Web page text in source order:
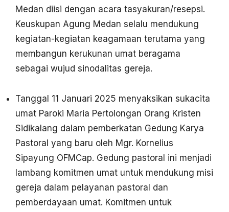
Medan diisi dengan acara tasyakuran/resepsi.
Keuskupan Agung Medan selalu mendukung
kegiatan-kegiatan keagamaan terutama yang
membangun kerukunan umat beragama
sebagai wujud sinodalitas gereja.
Tanggal 11 Januari 2025 menyaksikan sukacita
umat Paroki Maria Pertolongan Orang Kristen
Sidikalang dalam pemberkatan Gedung Karya
Pastoral yang baru oleh Mgr. Kornelius
Sipayung OFMCap. Gedung pastoral ini menjadi
lambang komitmen umat untuk mendukung misi
gereja dalam pelayanan pastoral dan
pemberdayaan umat. Komitmen untuk